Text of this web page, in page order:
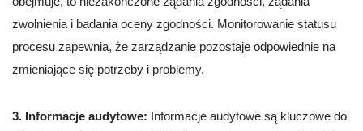
zwolnienia i badania oceny zgodności. Monitorowanie statusu
procesu zapewnia, że zarządzanie pozostaje odpowiednie na
zmieniające się potrzeby i problemy.
3. Informacje audytowe: Informacje audytowe są kluczowe do